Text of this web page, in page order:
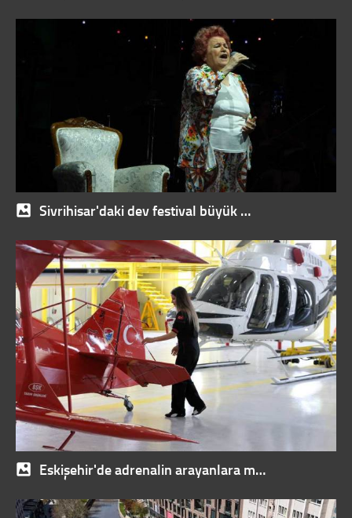
Sivrihisar'daki dev festival büyük …
Eskişehir'de adrenalin arayanlara m…